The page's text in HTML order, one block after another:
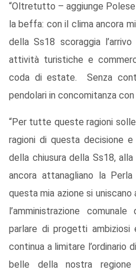
“Oltretutto – aggiunge
la beffa: con il clima ancora
della Ss18 scoraggia
attività turistiche e
coda di estate. Senza
pendolari in concomitanza con
“Per tutte queste ragioni
ragioni di questa decisione
della chiusura della Ss18,
ancora attanagliano la
questa mia azione si
l’amministrazione
parlare di progetti ambiziosi
continua a limitare l’ordinario
belle della nostra